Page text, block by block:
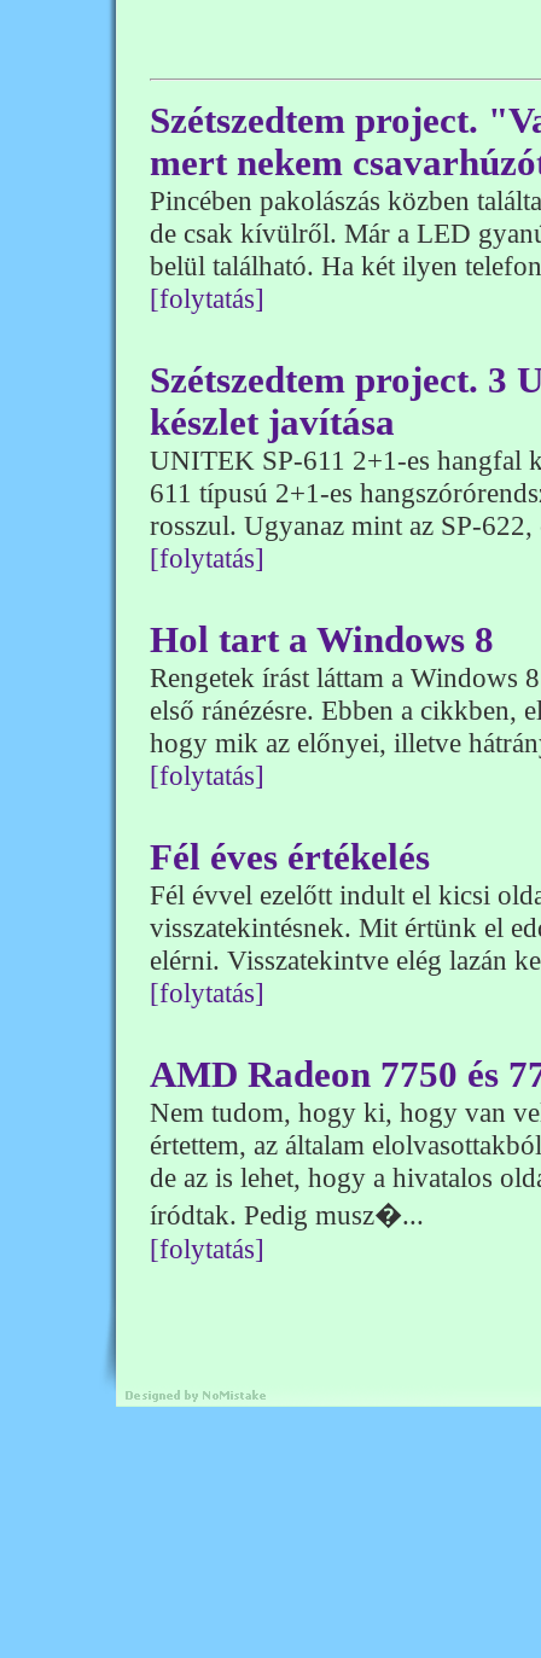
Szétszedtem project.
mert nekem
Pincében pakolászás közben
de csak kívülről. Már a LED
belül található. Ha két ilyen
[folytatás]
Szétszedtem project. 3
készlet javítása
UNITEK SP-611 2+1-es hangfal
611 típusú 2+1-es
rosszul. Ugyanaz mint az SP-622,
[folytatás]
Hol tart a Windows 8
Rengetek írást láttam a Windows
első ránézésre. Ebben a cikkben,
hogy mik az előnyei, illetve
[folytatás]
Fél éves értékelés
Fél évvel ezelőtt indult el kicsi
visszatekintésnek. Mit értünk el
elérni. Visszatekintve elég lazán
[folytatás]
AMD Radeon 7750 és
Nem tudom, hogy ki, hogy van
értettem, az általam
de az is lehet, hogy a hivatalos
íródtak. Pedig musz�...
[folytatás]